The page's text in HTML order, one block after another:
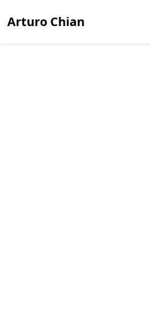
Arturo Chian